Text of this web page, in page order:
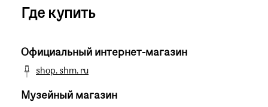
Где купить
Официальный интернет-магазин
shop. shm. ru
Музейный магазин